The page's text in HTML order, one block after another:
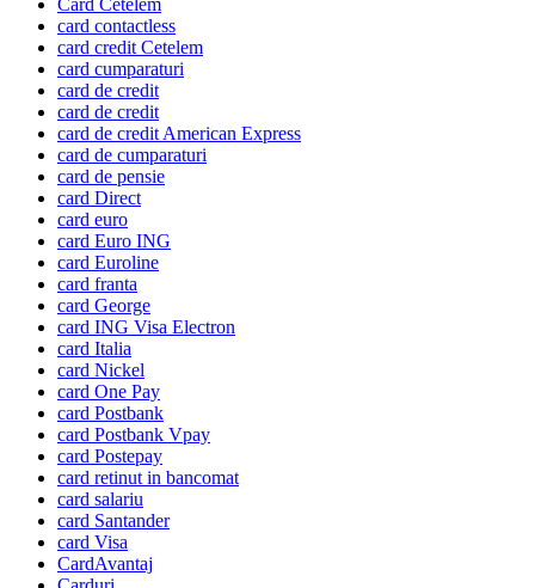
card contactless
card credit Cetelem
card cumparaturi
card de credit
card de credit
card de credit American Express
card de cumparaturi
card de pensie
card Direct
card euro
card Euro ING
card Euroline
card franta
card George
card ING Visa Electron
card Italia
card Nickel
card One Pay
card Postbank
card Postbank Vpay
card Postepay
card retinut in bancomat
card salariu
card Santander
card Visa
CardAvantaj